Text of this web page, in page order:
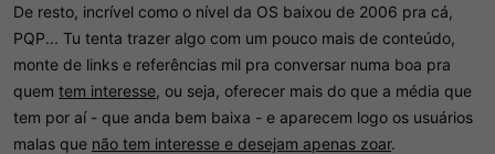
De resto, incrível como o nível da OS baixou de 2006 pra cá,
PQP... Tu tenta trazer algo com um pouco mais de conteúdo,
monte de links e referências mil pra conversar numa boa pra
quem tem interesse, ou seja, oferecer mais do que a média que
tem por aí - que anda bem baixa - e aparecem logo os usuários
malas que não tem interesse e desejam apenas zoar.